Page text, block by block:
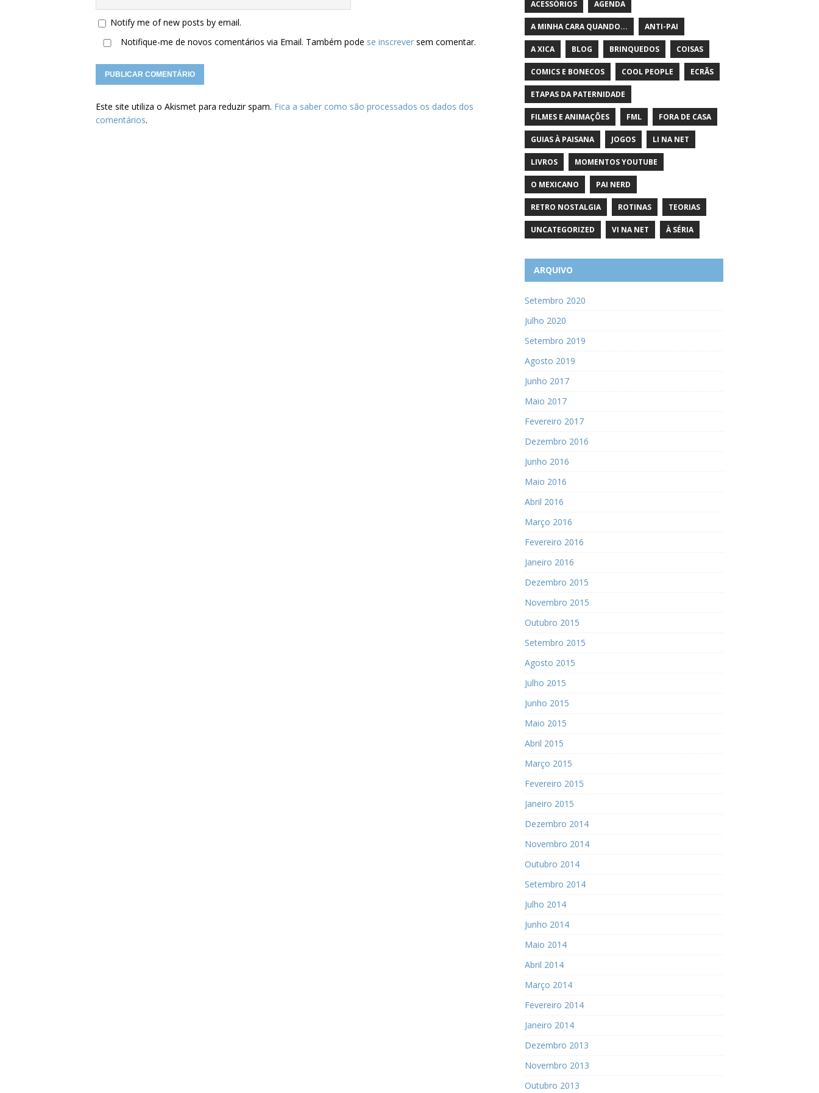
Notify me of new posts by email.
Notifique-me de novos comentários via Email. Também pode se inscrever sem comentar.
Este site utiliza o Akismet para reduzir spam. Fica a saber como são processados os dados dos
comentários.
ACESSÓRIOS AGENDA
A MINHA CARA QUANDO... ANTI-PAI
A XICA BLOG BRINQUEDOS COISAS
COMICS E BONECOS COOL PEOPLE ECRÃS
ETAPAS DA PATERNIDADE
FILMES E ANIMAÇÕES FML FORA DE CASA
GUIAS À PAISANA JOGOS LI NA NET
LIVROS MOMENTOS YOUTUBE
O MEXICANO PAI NERD
RETRO NOSTALGIA ROTINAS TEORIAS
UNCATEGORIZED VI NA NET À SÉRIA
ARQUIVO
Setembro 2020
Julho 2020
Setembro 2019
Agosto 2019
Junho 2017
Maio 2017
Fevereiro 2017
Dezembro 2016
Junho 2016
Maio 2016
Abril 2016
Março 2016
Fevereiro 2016
Janeiro 2016
Dezembro 2015
Novembro 2015
Outubro 2015
Setembro 2015
Agosto 2015
Julho 2015
Junho 2015
Maio 2015
Abril 2015
Março 2015
Fevereiro 2015
Janeiro 2015
Dezembro 2014
Novembro 2014
Outubro 2014
Setembro 2014
Julho 2014
Junho 2014
Maio 2014
Abril 2014
Março 2014
Fevereiro 2014
Janeiro 2014
Dezembro 2013
Novembro 2013
Outubro 2013